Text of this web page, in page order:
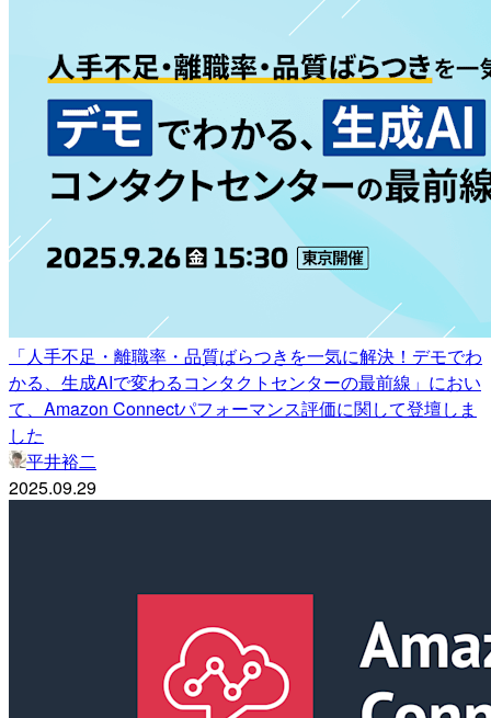
「人手不足・離職率・品質ばらつきを一気に解決！デモでわ
かる、生成AIで変わるコンタクトセンターの最前線」におい
て、Amazon Connectパフォーマンス評価に関して登壇しま
した
平井裕二
2025.09.29